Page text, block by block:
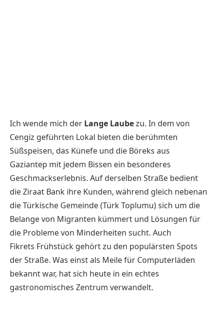
Ich wende mich der Lange Laubezu. In dem von
Cengiz geführten Lokal bieten die berühmten
Süßspeisen, das Künefe und die Böreks aus
Gaziantep mit jedem Bissen ein besonderes
Geschmackserlebnis. Auf derselben Straße bedient
dieZiraat Bank ihre Kunden, während gleich nebenan
dieTürkische Gemeinde(Türk Toplumu) sich um die
Belange von Migranten kümmert und Lösungen für
die Probleme von Minderheiten sucht. Auch
Fikrets Frühstück gehört zu den populärsten Spots
der Straße. Was einst als Meile für Computerläden
bekannt war, hat sich heute in ein echtes
gastronomisches Zentrum verwandelt.